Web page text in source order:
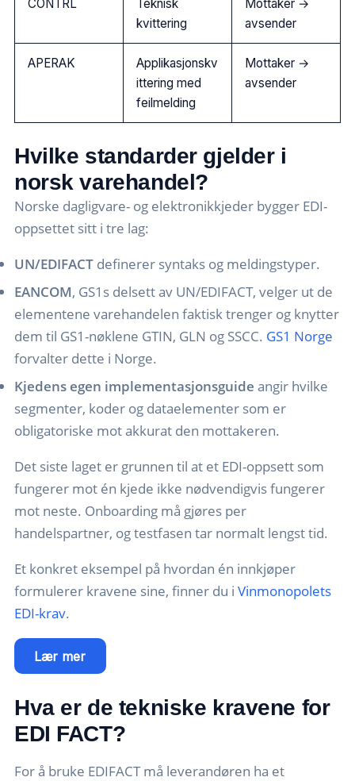
CONTRL
Teknisk
kvittering
Mottaker →
avsender
APERAK
Applikasjonskv
ittering med
feilmelding
Mottaker →
avsender
Hvilke standarder gjelder i
norsk varehandel?
Norske dagligvare- og elektronikkjeder bygger EDI-
oppsettet sitt i tre lag:
UN/EDIFACT definerer syntaks og meldingstyper.
EANCOM, GS1s delsett av UN/EDIFACT, velger ut de
elementene varehandelen faktisk trenger og knytter
dem til GS1-nøklene GTIN, GLN og SSCC. GS1 Norge
forvalter dette i Norge.
Kjedens egen implementasjonsguide angir hvilke
segmenter, koder og dataelementer som er
obligatoriske mot akkurat den mottakeren.
Det siste laget er grunnen til at et EDI-oppsett som
fungerer mot én kjede ikke nødvendigvis fungerer
mot neste. Onboarding må gjøres per
handelspartner, og testfasen tar normalt lengst tid.
Et konkret eksempel på hvordan én innkjøper
formulerer kravene sine, finner du i Vinmonopolets
EDI-krav.
Lær mer
Hva er de tekniske kravene for
EDI FACT?
For å bruke EDIFACT må leverandøren ha et